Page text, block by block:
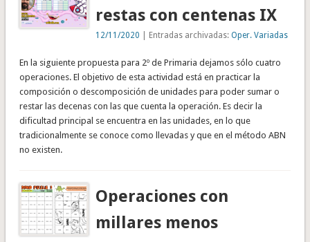
restas con centenas IX
12/11/2020 | Entradas archivadas:Oper. Variadas
En la siguiente propuesta para 2º de Primaria dejamos sólo cuatro
operaciones. El objetivo de esta actividad está en practicar la
composición o descomposición de unidades para poder sumar o
restar las decenas con las que cuenta la operación. Es decir la
dificultad principal se encuentra en las unidades, en lo que
tradicionalmente se conoce como llevadas y que en el método ABN
no existen.
Operaciones con
millares menos